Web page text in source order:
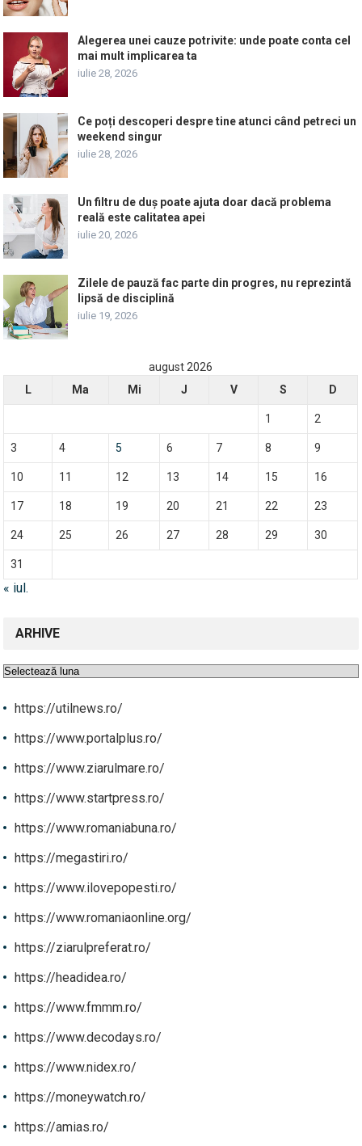
Alegerea unei cauze potrivite: unde poate conta cel
mai mult implicarea ta
iulie 28, 2026
Ce poți descoperi despre tine atunci când petreci un
weekend singur
iulie 28, 2026
Un filtru de duș poate ajuta doar dacă problema
reală este calitatea apei
iulie 20, 2026
Zilele de pauză fac parte din progres, nu reprezintă
lipsă de disciplină
iulie 19, 2026
august 2026
L
Ma Mi J V S D
1 2
3 4 5 6 7 8 9
10 11 12 13 14 15 16
17 18 19 20 21 22 23
24 25 26 27 28 29 30
31
« iul.
ARHIVE
Arhive
https://utilnews.ro/
https://www.portalplus.ro/
https://www.ziarulmare.ro/
https://www.startpress.ro/
https://www.romaniabuna.ro/
https://megastiri.ro/
https://www.ilovepopesti.ro/
https://www.romaniaonline.org/
https://ziarulpreferat.ro/
https://headidea.ro/
https://www.fmmm.ro/
https://www.decodays.ro/
https://www.nidex.ro/
https://moneywatch.ro/
https://amias.ro/